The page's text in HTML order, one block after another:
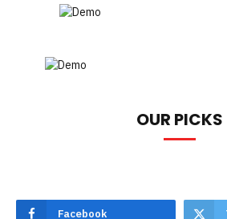
OUR PICKS
Facebook